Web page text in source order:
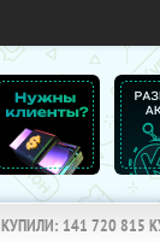
КУПИЛИ: 141 720 815